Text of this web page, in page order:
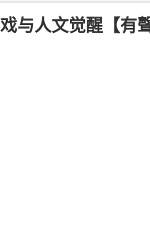
与人文觉醒【有聲